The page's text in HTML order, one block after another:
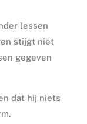
lessen
stijgt niet
gegeven
dat hij niets